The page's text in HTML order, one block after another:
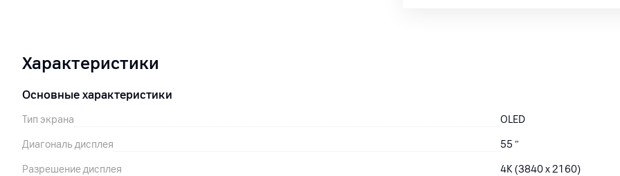
Характеристики
Основные характеристики
Тип экрана OLED
Диагональ дисплея 55 ″
Разрешение дисплея 4K (3840 x 2160)